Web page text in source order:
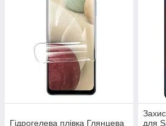
Гідрогелева плівка Глянцева
для